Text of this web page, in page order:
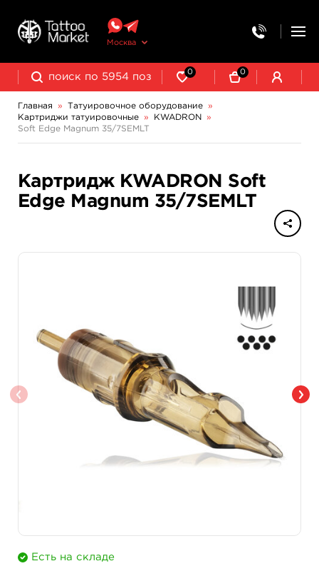
Москва
0 0
Главная » Татуировочное оборудование
»
Картриджи татуировочные
» KWADRON
»
Soft Edge Magnum 35/7SEMLT
Картридж KWADRON Soft
Edge Magnum 35/7SEMLT
Есть на складе